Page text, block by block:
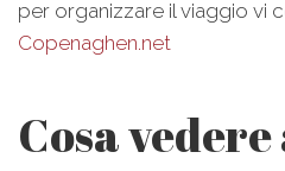
per organizzare il viaggio vi
Copenaghen.net
Cosa vedere